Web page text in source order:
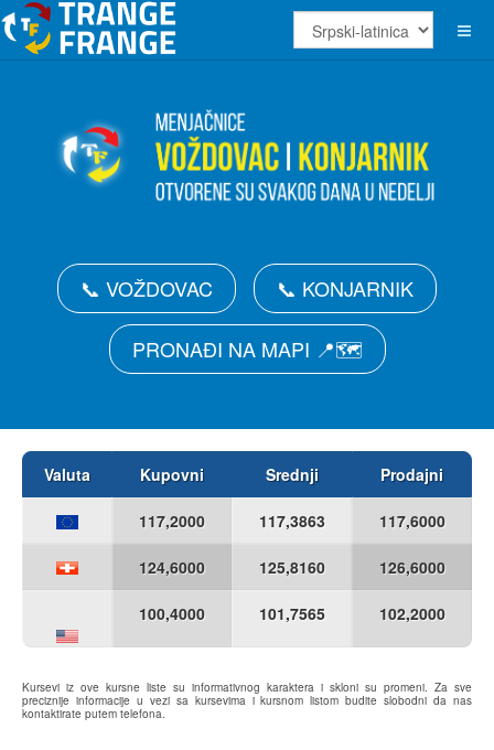
📞 VOŽDOVAC 📞 KONJARNIK
PRONAĐI NA MAPI 📍🗺️
Valuta Kupovni Srednji Prodajni
117,2000 117,3863 117,6000
124,6000 125,8160 126,6000
100,4000 101,7565 102,2000
Kursevi iz ove kursne liste su informativnog karaktera i skloni su promeni. Za sve
preciznije informacije u vezi sa kursevima i kursnom listom budite slobodni da nas
kontaktirate putem telefona.